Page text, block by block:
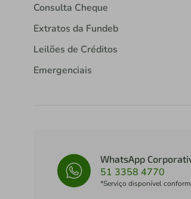
Consulta Cheque
Extratos da Fundeb
Leilões de Créditos
Emergenciais
WhatsApp
51 3358 4770
*Serviço disponível